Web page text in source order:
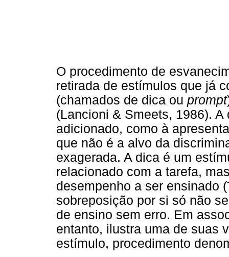
O procedimento de
retirada de estímulos que já
(chamados de dica ou prompt
(Lancioni & Smeets, 1986).
adicionado, como à
que não é a alvo da
exagerada. A dica é um
relacionado com a tarefa,
desempenho a ser ensinado
sobreposição por si só não
de ensino sem erro. Em
entanto, ilustra uma de suas
estímulo, procedimento